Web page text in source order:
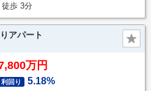
歩 3分
アパート
万円
利回り 5.18%